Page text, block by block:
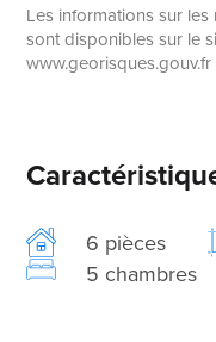
Les informations sur
sont disponibles sur le
www.georisques.gouv.fr
6 pièces
5 chambres